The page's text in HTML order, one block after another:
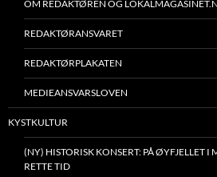
OM REDAKTØREN OG
REDAKTØRANSVARET
REDAKTØRPLAKATEN
MEDIEANSVARSLOVEN
KYSTKULTUR
(NY) HISTORISK KONSERT: PÅ ØYFJELLET I
RETTE TID